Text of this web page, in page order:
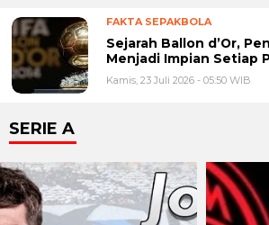
FAKTA SEPAKBOLA
Sejarah Ballon d’Or,
Menjadi Impian Setiap
Kamis, 23 Juli 2026 - 05:50 WIB
SERIE A